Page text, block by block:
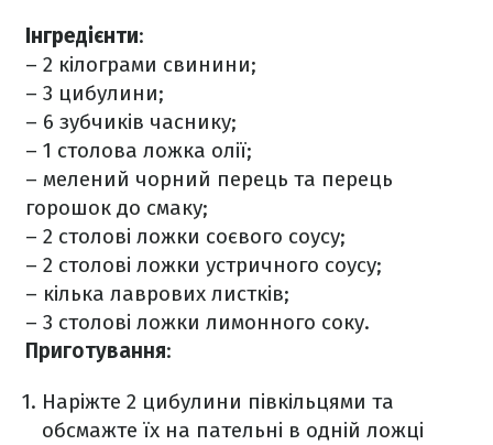
Інгредієнти:
– 2 кілограми свинини;
– 3 цибулини;
– 6 зубчиків часнику;
– 1 столова ложка олії;
– мелений чорний перець та перець
горошок до смаку;
– 2 столові ложки соєвого соусу;
– 2 столові ложки устричного соусу;
– кілька лаврових листків;
– 3 столові ложки лимонного соку.
Приготування:
Наріжте 2 цибулини півкільцями та
обсмажте їх на пательні в одній ложці